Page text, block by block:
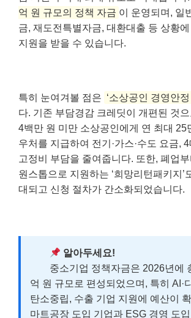
억 원 규모의 정책 자금 이 운영되며, 일
금, 재도전특별자금, 대환대출 등 상황
지원을 받을 수 있습니다.
특히 눈여겨볼 점은 ‘소상공인 경영안정
다. 기존 부담경감 크레딧이 개편된 것
4백만 원 미만 소상공인에게 연 최대 25
우처를 지급하여 전기·가스·수도 요금,
고정비 부담을 줄여줍니다. 또한, 폐업부
원스톱으로 지원하는 ‘희망리턴패키지’
대되고 신청 절차가 간소화되었습니다.
알아두세요!
중소기업 정책자금은 2026년에
억 원 규모로 편성되었으며, 특히 AI·
탄소중립, 수출 기업 지원에 예산이
마트공장 도입 기업과 ESG 경영 도